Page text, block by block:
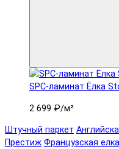
SPC-ламинат Ëлка
2 699 ₽/м²
Штучный паркет
Престиж Французская елка